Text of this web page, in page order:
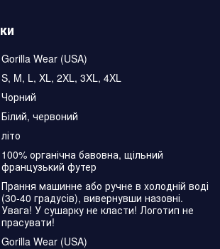
Gorilla Wear (USA)
S, M, L, XL, 2XL, 3XL, 4XL
Чорний
Білий, червоний
літо
100% органічна бавовна, щільний
французький футер
Прання машинне або ручне в холодній воді
(30-40 градусів), вивернувши назовні.
Увага! У сушарку не класти! Логотип не
прасувати!
Gorilla Wear (USA)